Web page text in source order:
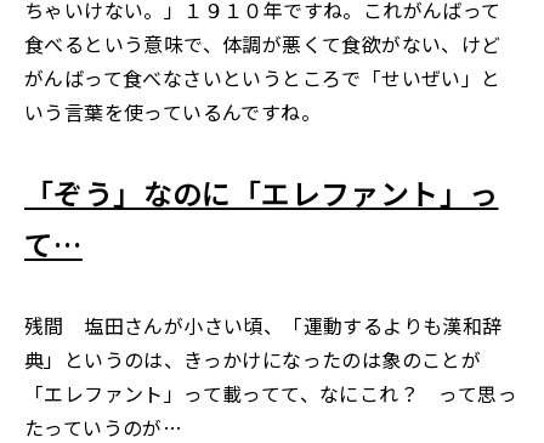
ちゃいけない。」１９１０年ですね。これがんばって
食べるという意味で、体調が悪くて食欲がない、けど
がんばって食べなさいというところで「せいぜい」と
いう言葉を使っているんですね。
「ぞう」なのに「エレファント」っ
て…
残間 塩田さんが小さい頃、「運動するよりも漢和辞
典」というのは、きっかけになったのは象のことが
「エレファント」って載ってて、なにこれ？ って思っ
たっていうのが…